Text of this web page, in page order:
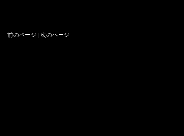
前のページ | 次のページ